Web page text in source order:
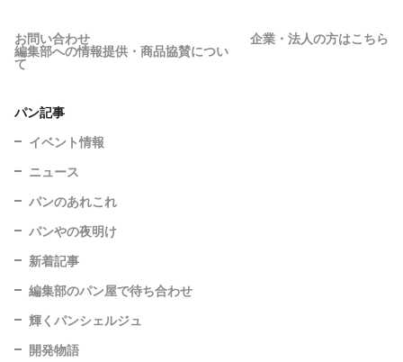
お問い合わせ 企業・法人の方はこちら
編集部への情報提供・商品協賛につい
て
パン記事
イベント情報
ニュース
パンのあれこれ
パンやの夜明け
新着記事
編集部のパン屋で待ち合わせ
輝くパンシェルジュ
開発物語